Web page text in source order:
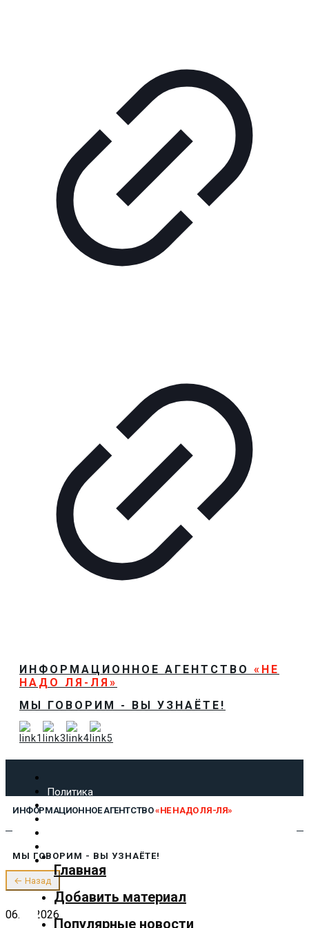
ИНФОРМАЦИОННОЕ АГЕНТСТВО «НЕ
НАДО ЛЯ-ЛЯ»
МЫ ГОВОРИМ - ВЫ УЗНАЁТЕ!
Политика
Экономика
Культура
Предложить новость
О нас
ИНФОРМАЦИОННОЕ АГЕНТСТВО«НЕ НАДО ЛЯ-ЛЯ»
Главная
Добавить материал
Популярные новости
МЫ ГОВОРИМ - ВЫ УЗНАЁТЕ!
← Назад
06.02.2026